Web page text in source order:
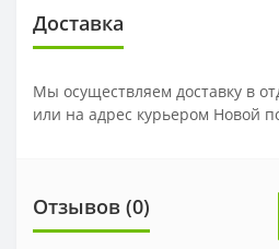
Доставка
Мы осуществляем доставку в
или на адрес курьером Новой
Отзывов (0)